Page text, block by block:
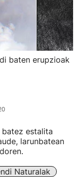
baten erupzioak
estalita
larunbatean
Naturalak